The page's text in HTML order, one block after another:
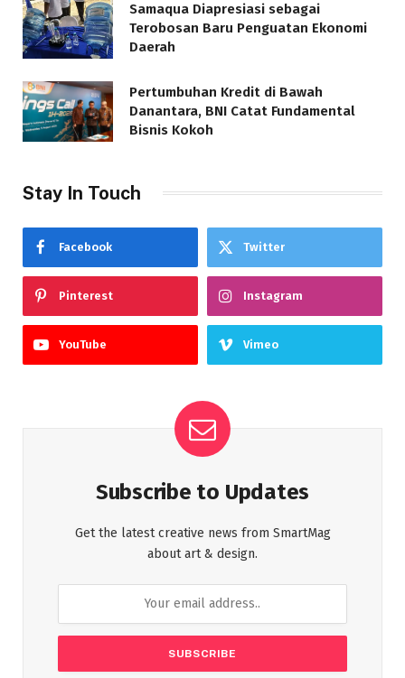
Samaqua Diapresiasi sebagai
Terobosan Baru Penguatan Ekonomi
Daerah
Pertumbuhan Kredit di Bawah
Danantara, BNI Catat Fundamental
Bisnis Kokoh
Stay In Touch
Facebook Twitter
Pinterest Instagram
YouTube Vimeo
Subscribe to Updates
Get the latest creative news from SmartMag
about art & design.